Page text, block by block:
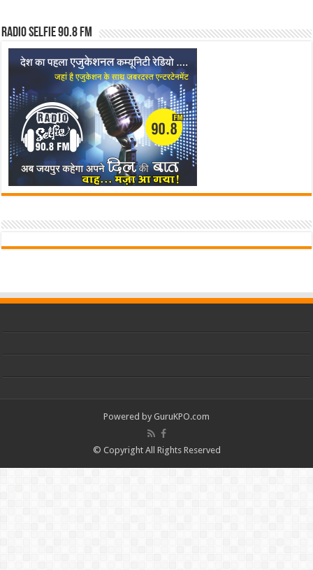
Radio Selfie 90.8 FM
Powered by GuruKPO.com
© Copyright All Rights Reserved